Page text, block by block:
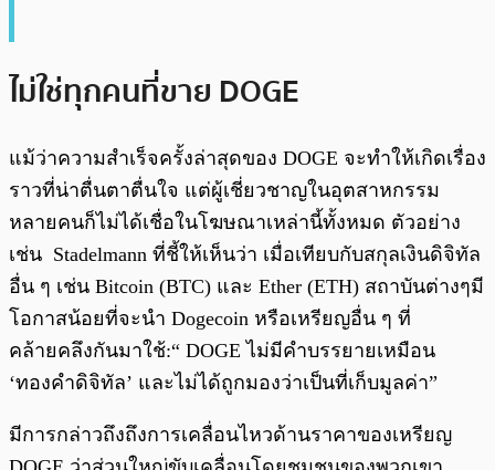
ไม่ใช่ทุกคนที่ขาย DOGE
แม้ว่าความสำเร็จครั้งล่าสุดของ DOGE จะทำให้เกิดเรื่อง
ราวที่น่าตื่นตาตื่นใจ แต่ผู้เชี่ยวชาญในอุตสาหกรรม
หลายคนก็ไม่ได้เชื่อในโฆษณาเหล่านี้ทั้งหมด ตัวอย่าง
เช่น Stadelmann ที่ชี้ให้เห็นว่า เมื่อเทียบกับสกุลเงินดิจิทัล
อื่น ๆ เช่น Bitcoin (BTC) และ Ether (ETH) สถาบันต่างๆมี
โอกาสน้อยที่จะนำ Dogecoin หรือเหรียญอื่น ๆ ที่
คล้ายคลึงกันมาใช้:“ DOGE ไม่มีคำบรรยายเหมือน
‘ทองคำดิจิทัล’ และไม่ได้ถูกมองว่าเป็นที่เก็บมูลค่า”
มีการกล่าวถึงถึงการเคลื่อนไหวด้านราคาของเหรียญ